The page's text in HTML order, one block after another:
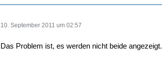
10. September 2011 um 02:57
Das Problem ist, es werden nicht beide angezeigt.